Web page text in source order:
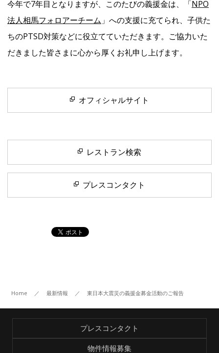
今年で7年目となりますが、このたびの義援金は、「NPO
法人相馬フォロアーチーム 」への支援に充てられ、子供た
ちのPTSD対策などに役立てていただきます。ご協力いた
だきました皆さまに心から厚くお礼申し上げます。
オフィシャルサイト
レストラン検索
プレスコンタクト
Home ／ 最新情報 ／ 東日本大震災の義援金募金活動のご報告
プレスコンタクト
物件情報募集